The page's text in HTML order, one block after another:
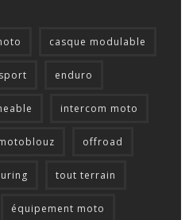
casque modulable
enduro
intercom moto
offroad
tout terrain
équipement moto